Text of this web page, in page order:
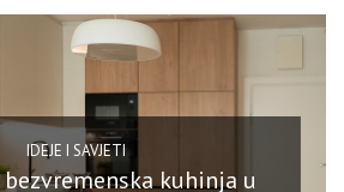
IDEJE I SAVJETI
kuhinja u